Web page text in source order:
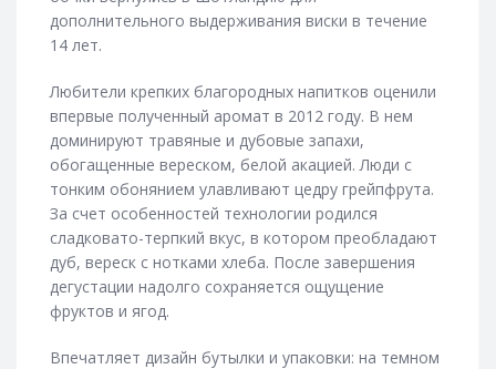
дополнительного выдерживания виски в течение
14 лет.
Любители крепких благородных напитков оценили
впервые полученный аромат в 2012 году. В нем
доминируют травяные и дубовые запахи,
обогащенные вереском, белой акацией. Люди с
тонким обонянием улавливают цедру грейпфрута.
За счет особенностей технологии родился
сладковато-терпкий вкус, в котором преобладают
дуб, вереск с нотками хлеба. После завершения
дегустации надолго сохраняется ощущение
фруктов и ягод.
Впечатляет дизайн бутылки и упаковки: на темном